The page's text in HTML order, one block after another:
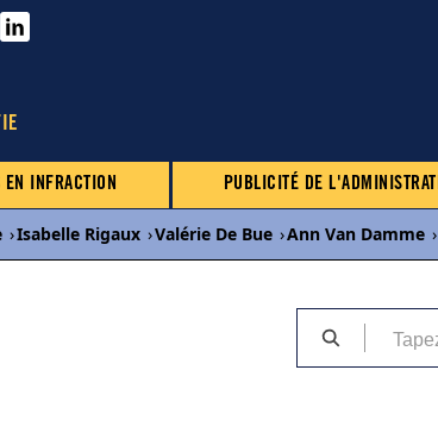
EN INFRACTION PUBLICITÉ DE
›Isabelle Rigaux ›Valérie De Bue ›Ann Van Damme ›